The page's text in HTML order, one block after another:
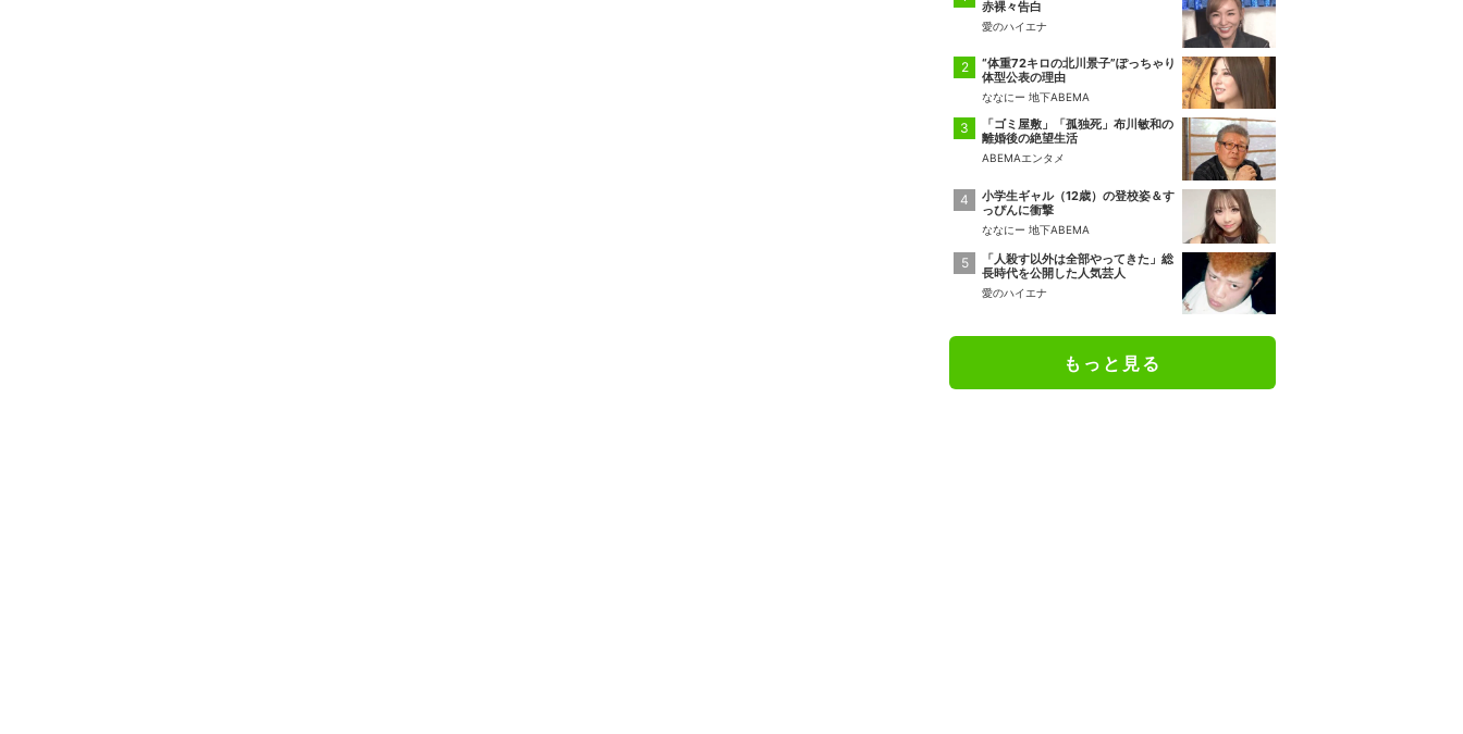
赤裸々告白
愛のハイエナ
“体重72キロの北川景子”ぽっちゃり
体型公表の理由
ななにー 地下ABEMA
「ゴミ屋敷」「孤独死」布川敏和の
離婚後の絶望生活
ABEMAエンタメ
小学生ギャル（12歳）の登校姿＆す
っぴんに衝撃
ななにー 地下ABEMA
「人殺す以外は全部やってきた」総
長時代を公開した人気芸人
愛のハイエナ
もっと見る